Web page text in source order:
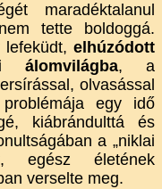
maradéktalanul
tette boldoggá.
lefeküdt, elhúzódott
, a
olvasással
problémája egy idő
kiábrándulttá és
a „niklai
egész életének
verselte meg.